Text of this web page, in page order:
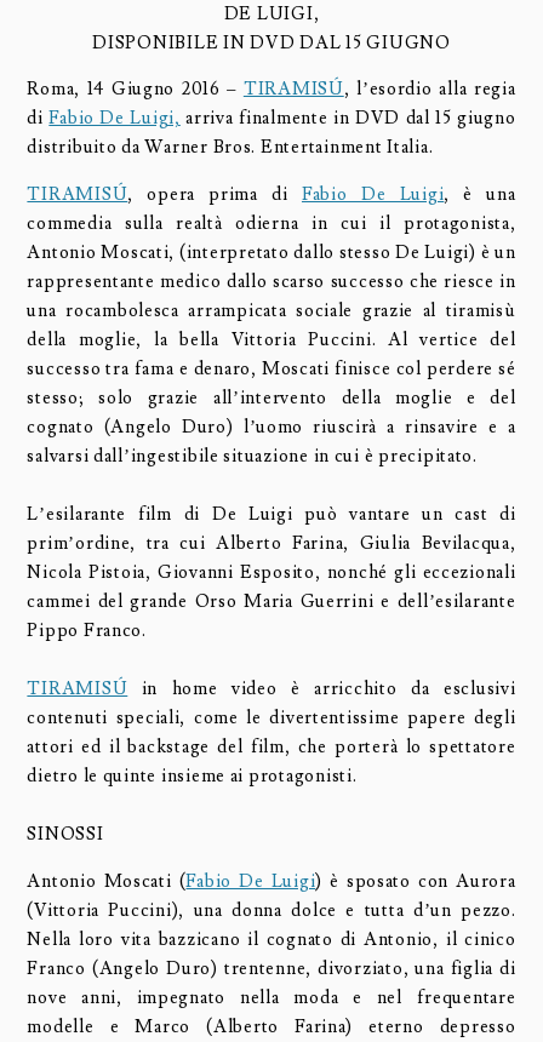
DE LUIGI,
DISPONIBILE IN DVD DAL 15 GIUGNO
Roma, 14 Giugno 2016 – TIRAMISÚ, l’esordio alla regia
diFabio De Luigi, arriva finalmente in DVD dal 15 giugno
distribuito da Warner Bros. Entertainment Italia.
TIRAMISÚ, opera prima di Fabio De Luigi, è una
commedia sulla realtà odierna in cui il protagonista,
Antonio Moscati, (interpretato dallo stesso De Luigi) è un
rappresentante medico dallo scarso successo che riesce in
una rocambolesca arrampicata sociale grazie al tiramisù
della moglie, la bella Vittoria Puccini. Al vertice del
successo tra fama e denaro, Moscati finisce col perdere sé
stesso; solo grazie all’intervento della moglie e del
cognato (Angelo Duro) l’uomo riuscirà a rinsavire e a
salvarsi dall’ingestibile situazione in cui è precipitato.
L’esilarante film di De Luigi può vantare un cast di
prim’ordine, tra cui Alberto Farina, Giulia Bevilacqua,
Nicola Pistoia, Giovanni Esposito, nonché gli eccezionali
cammei del grande Orso Maria Guerrini e dell’esilarante
Pippo Franco.
TIRAMISÚ in home video è arricchito da esclusivi
contenuti speciali, come le divertentissime papere degli
attori ed il backstage del film, che porterà lo spettatore
dietro le quinte insieme ai protagonisti.
SINOSSI
Antonio Moscati (Fabio De Luigi) è sposato con Aurora
(Vittoria Puccini), una donna dolce e tutta d’un pezzo.
Nella loro vita bazzicano il cognato di Antonio, il cinico
Franco (Angelo Duro) trentenne, divorziato, una figlia di
nove anni, impegnato nella moda e nel frequentare
modelle e Marco (Alberto Farina) eterno depresso